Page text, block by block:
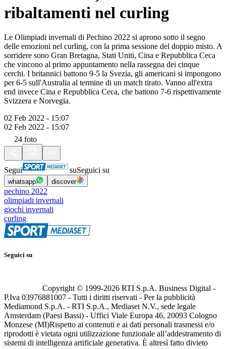
ribaltamenti nel curling
Le Olimpiadi invernali di Pechino 2022 si aprono sotto il segno
delle emozioni nel curling, con la prima sessione del doppio misto. A
sorridere sono Gran Bretagna, Stati Uniti, Cina e Repubblica Ceca
che vincono al primo appuntamento nella rassegna dei cinque
cerchi. I britannici battono 9-5 la Svezia, gli americani si impongono
per 6-5 sull'Australia al termine di un match tirato. Vanno all'extra
end invece Cina e Repubblica Ceca, che battono 7-6 rispettivamente
Svizzera e Norvegia.
02 Feb 2022 - 15:07
02 Feb 2022 - 15:07
24 foto
Segui suSeguici su
whatsapp discover
pechino 2022
olimpiadi invernali
giochi invernali
curling
Seguici su
Copyright © 1999-2026 RTI S.p.A. Business Digital -
P.Iva 03976881007 - Tutti i diritti riservati - Per la pubblicità
Mediamond S.p.A. - RTI S.p.A., Mediaset N.V., sede legale
Amsterdam (Paesi Bassi) - Uffici Viale Europa 46, 20093 Cologno
Monzese (MI)Rispetto ai contenuti e ai dati personali trasmessi e/o
riprodotti è vietata ogni utilizzazione funzionale all’addestramento di
sistemi di intelligenza artificiale generativa. È altresì fatto divieto